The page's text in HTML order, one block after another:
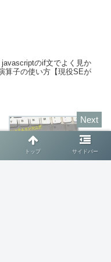
のif文でよく見か
算子の使い方【現役SEが
トップ サイドバー